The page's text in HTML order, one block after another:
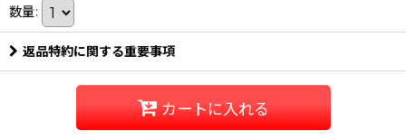
数量:
返品特約に関する重要事項
カートに入れる